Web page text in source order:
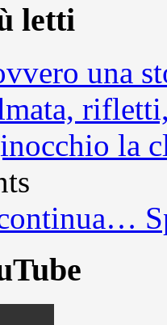
letti
una
la